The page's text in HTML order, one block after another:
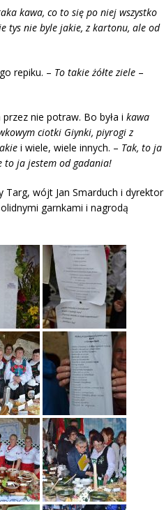
kawa, co to się po niej wszystko
tys nie byle jakie, z kartonu, ale od
repiku. – To takie żółte ziele –
nie potraw. Bo była i kawa
ciotki Giynki, piyrogi z
i wiele, wiele innych. – Tak, to ja
to ja jestem od gadania!
Targ, wójt Jan Smarduch i dyrektor
garnkami i nagrodą